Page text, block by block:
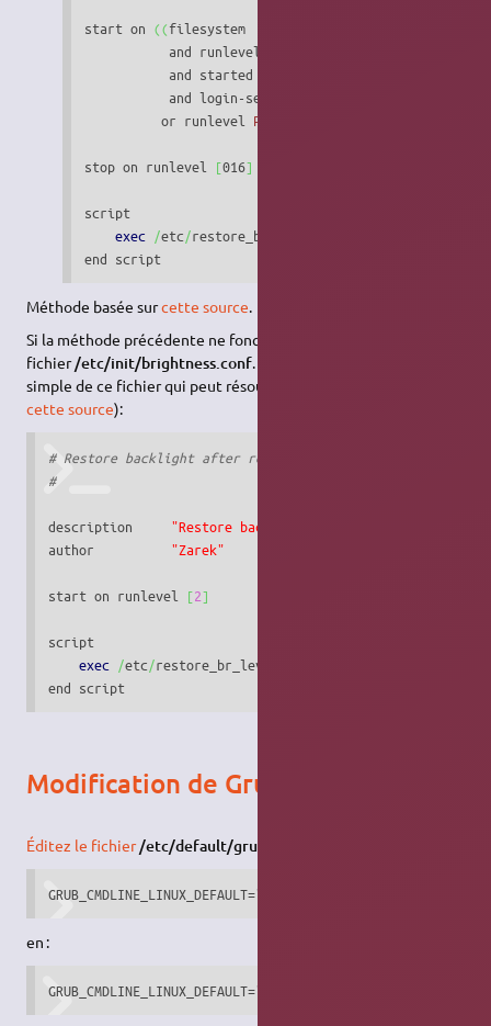
start on ((filesystem
           and runlevel
           and started dbus
           and login-session-start
          or runlevel
PREVLEVEL
stop on runlevel [016]
script
exec /etc/restore_br_level.sh
end script
Méthode basée surcette source.
Si la méthode précédente ne fonctionne pas, cela peut venir du
fichier/etc/init/brightness.conf. Voici donc une version plus
simple de ce fichier qui peut résoudre le problème (
cette source):
# Restore backlight after restart
#
"Restore backlight after restart"
"Zarek"
start on runlevel [2]
script
exec /etc/restore_br_level.sh
end script
Modification de Grub
Éditez le fichier/etc/default/grub
GRUB_CMDLINE_LINUX_DEFAULT="quiet splash"
en :
GRUB_CMDLINE_LINUX_DEFAULT="quiet splash